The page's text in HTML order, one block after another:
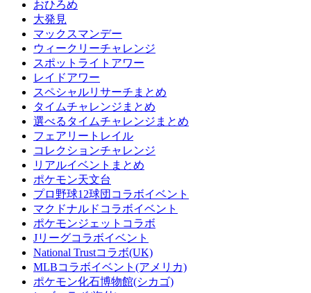
おひろめ
大発見
マックスマンデー
ウィークリーチャレンジ
スポットライトアワー
レイドアワー
スペシャルリサーチまとめ
タイムチャレンジまとめ
選べるタイムチャレンジまとめ
フェアリートレイル
コレクションチャレンジ
リアルイベントまとめ
ポケモン天文台
プロ野球12球団コラボイベント
マクドナルドコラボイベント
ポケモンジェットコラボ
Jリーグコラボイベント
National Trustコラボ(UK)
MLBコラボイベント(アメリカ)
ポケモン化石博物館(シカゴ)